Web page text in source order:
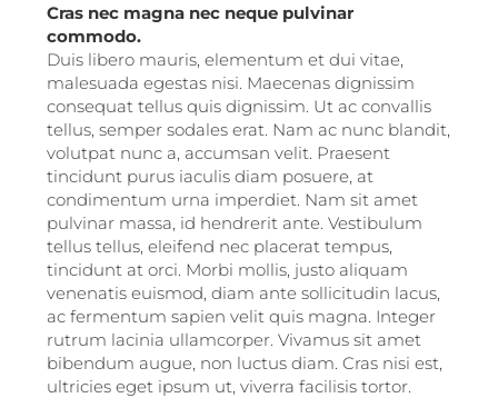
Cras nec magna nec neque pulvinar
commodo.
Duis libero mauris, elementum et dui vitae,
malesuada egestas nisi. Maecenas dignissim
consequat tellus quis dignissim. Ut ac convallis
tellus, semper sodales erat. Nam ac nunc blandit,
volutpat nunc a, accumsan velit. Praesent
tincidunt purus iaculis diam posuere, at
condimentum urna imperdiet. Nam sit amet
pulvinar massa, id hendrerit ante. Vestibulum
tellus tellus, eleifend nec placerat tempus,
tincidunt at orci. Morbi mollis, justo aliquam
venenatis euismod, diam ante sollicitudin lacus,
ac fermentum sapien velit quis magna. Integer
rutrum lacinia ullamcorper. Vivamus sit amet
bibendum augue, non luctus diam. Cras nisi est,
ultricies eget ipsum ut, viverra facilisis tortor.